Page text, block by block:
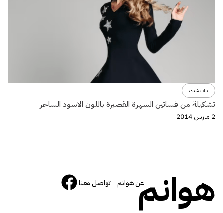
بنات شيك
تشكيلة من فساتين السهرة القصيرة باللون الاسود الساحر
2 مارس 2014
هوانمعن هوانم تواصل معنا